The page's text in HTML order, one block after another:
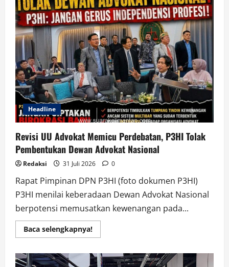
Durian–
Pamukan
Barat
Dilatih
Pembelajaran
Modern,
Sinergi
PTK–
PGRI
Tingkatkan
Kualitas
Pendidikan
Headline
Revisi UU Advokat Memicu Perdebatan, P3HI Tolak
Pembentukan Dewan Advokat Nasional
Redaksi 31 Juli 2026 0
Rapat Pimpinan DPN P3HI (foto dokumen P3HI)
P3HI menilai keberadaan Dewan Advokat Nasional
berpotensi memusatkan kewenangan pada...
Baca selengkapnya!Read
more
UU
Advokat